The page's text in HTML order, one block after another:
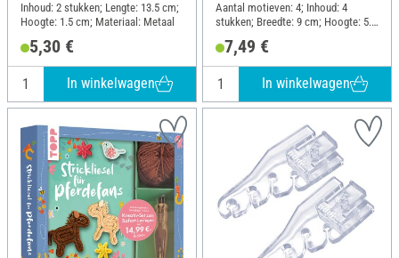
Inhoud: 2 stukken; Lengte: 13.5 cm;
Hoogte: 1.5 cm; Materiaal: Metaal
5,30 €
In winkelwagen
Aantal motieven: 4; Inhoud: 4
stukken; Breedte: 9 cm; Hoogte: 5.9
Multiplex
7,49 €
In winkelwagen